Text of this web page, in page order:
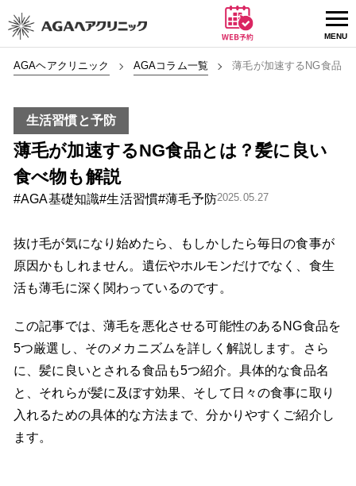
AGAヘアクリニック AGAコラム一覧 薄毛が加速するNG食品
生活習慣と予防
薄毛が加速するNG食品とは？髪に良い
食べ物も解説
#AGA基礎知識#生活習慣#薄毛予防2025.05.27
抜け毛が気になり始めたら、もしかしたら毎日の食事が
原因かもしれません。遺伝やホルモンだけでなく、食生
活も薄毛に深く関わっているのです。
この記事では、薄毛を悪化させる可能性のあるNG食品を
5つ厳選し、そのメカニズムを詳しく解説します。さら
に、髪に良いとされる食品も5つ紹介。具体的な食品名
と、それらが髪に及ぼす効果、そして日々の食事に取り
入れるための具体的な方法まで、分かりやすくご紹介し
ます。